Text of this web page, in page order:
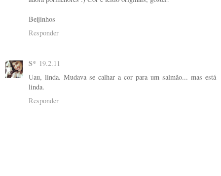
Beijinhos
Responder
S* 19.2.11
Uau, linda. Mudava se calhar a cor para um salmão... mas está
linda.
Responder